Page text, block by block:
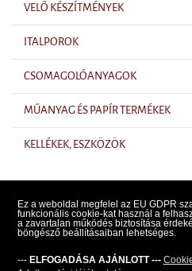
Ez a weboldal megfelel az EU GDPR
funkcionális cookie-kat használ a
a zavartalan működés biztosítása
böngésző beállításaiban
--- ELFOGADÁSA AJÁNLOTT ---
VELŐ KÉSZÍTMÉNYEK
ITALPOROK
CSOMAGOLÓANYAGOK
MŰANYAG ÉS PAPÍR TERMÉKEK
KELLÉKEK, ESZKÖZÖK
Árlista